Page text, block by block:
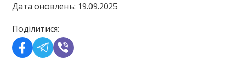
Дата оновлень: 19.09.2025
Поділитися: